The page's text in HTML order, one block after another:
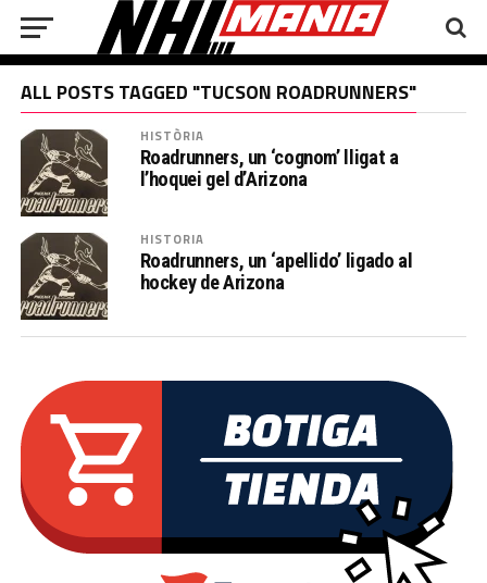
ALL POSTS TAGGED "TUCSON ROADRUNNERS"
HISTÒRIA
Roadrunners, un ‘cognom’ lligat a
l’hoquei gel d’Arizona
HISTORIA
Roadrunners, un ‘apellido’ ligado al
hockey de Arizona